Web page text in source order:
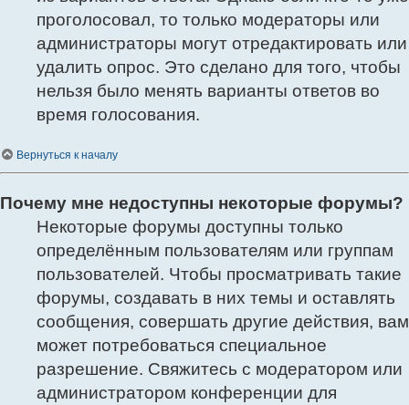
проголосовал, то только модераторы или
администраторы могут отредактировать или
удалить опрос. Это сделано для того, чтобы
нельзя было менять варианты ответов во
время голосования.
Вернуться к началу
Почему мне недоступны некоторые форумы?
Некоторые форумы доступны только
определённым пользователям или группам
пользователей. Чтобы просматривать такие
форумы, создавать в них темы и оставлять
сообщения, совершать другие действия, вам
может потребоваться специальное
разрешение. Свяжитесь с модератором или
администратором конференции для